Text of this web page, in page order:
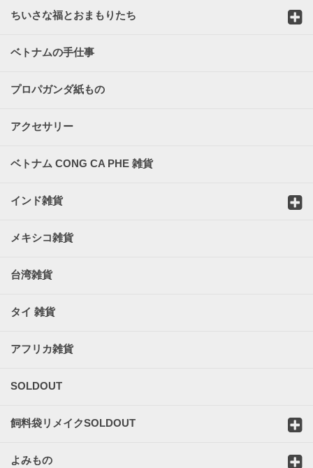
ちいさな福とおまもりたち
ベトナムの手仕事
プロパガンダ紙もの
アクセサリー
ベトナム CONG CA PHE 雑貨
インド雑貨
メキシコ雑貨
台湾雑貨
タイ 雑貨
アフリカ雑貨
SOLDOUT
飼料袋リメイクSOLDOUT
よみもの